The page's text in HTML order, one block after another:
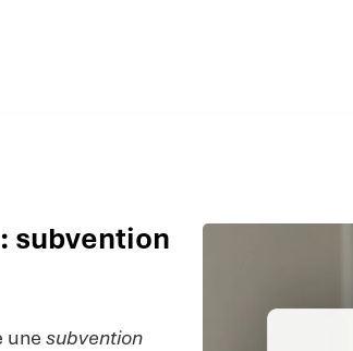
subvention
une subvention